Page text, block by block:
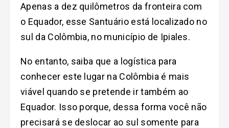
Apenas a dez quilômetros da fronteira com
o Equador, esse Santuário está localizado no
sul da Colômbia, no município de Ipiales.
No entanto, saiba que a logística para
conhecer este lugar na Colômbia é mais
viável quando se pretende ir também ao
Equador. Isso porque, dessa forma você não
precisará se deslocar ao sul somente para